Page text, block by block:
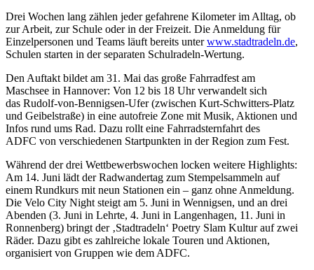
Drei Wochen lang zählen jeder gefahrene Kilometer im Alltag, ob
zur Arbeit, zur Schule oder in der Freizeit. Die Anmeldung für
Einzelpersonen und Teams läuft bereits unterwww.stadtradeln.de,
Schulen starten in der separaten Schulradeln-Wertung.
Den Auftakt bildet am 31. Mai das große Fahrradfest am
Maschsee in Hannover: Von 12 bis 18 Uhr verwandelt sich
das Rudolf-von-Bennigsen-Ufer (zwischen Kurt-Schwitters-Platz
und Geibelstraße) in eine autofreie Zone mit Musik, Aktionen und
Infos rund ums Rad. Dazu rollt eine Fahrradsternfahrt des
ADFC von verschiedenen Startpunkten in der Region zum Fest.
Während der drei Wettbewerbswochen locken weitere Highlights:
Am 14. Juni lädt der Radwandertag zum Stempelsammeln auf
einem Rundkurs mit neun Stationen ein – ganz ohne Anmeldung.
Die Velo City Night steigt am 5. Juni in Wennigsen, und an drei
Abenden (3. Juni in Lehrte, 4. Juni in Langenhagen, 11. Juni in
Ronnenberg) bringt der ‚Stadtradeln‘ Poetry Slam Kultur auf zwei
Räder. Dazu gibt es zahlreiche lokale Touren und Aktionen,
organisiert von Gruppen wie dem ADFC.